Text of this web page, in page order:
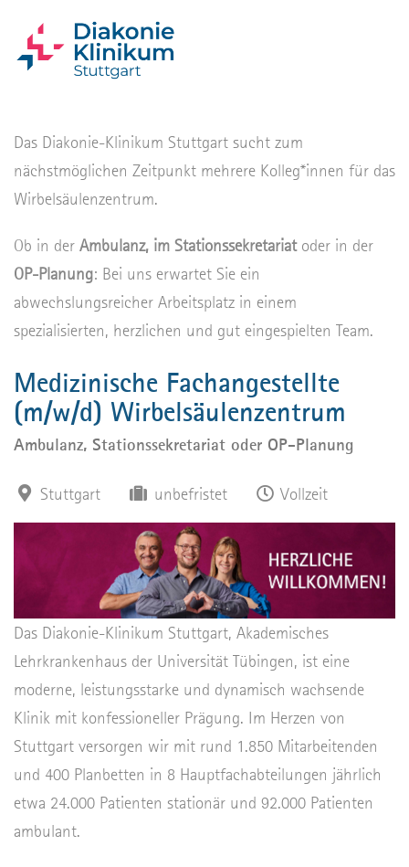
Das Diakonie-Klinikum Stuttgart sucht zum
nächstmöglichen Zeitpunkt mehrere Kolleg*innen für das
Wirbelsäulenzentrum.
Ob in der Ambulanz, im Stationssekretariatoder in der
OP-Planung: Bei uns erwartet Sie ein
abwechslungsreicher Arbeitsplatz in einem
spezialisierten, herzlichen und gut eingespielten Team.
Medizinische Fachangestellte
(m/w/d) Wirbelsäulenzentrum
Ambulanz, Stationssekretariat oder OP-Planung
Stuttgart unbefristet Vollzeit
Das Diakonie-Klinikum Stuttgart, Akademisches
Lehrkrankenhaus der Universität Tübingen, ist eine
moderne, leistungsstarke und dynamisch wachsende
Klinik mit konfessioneller Prägung. Im Herzen von
Stuttgart versorgen wir mit rund 1.850 Mitarbeitenden
und 400 Planbetten in 8 Hauptfachabteilungen jährlich
etwa 24.000 Patienten stationär und 92.000 Patienten
ambulant.